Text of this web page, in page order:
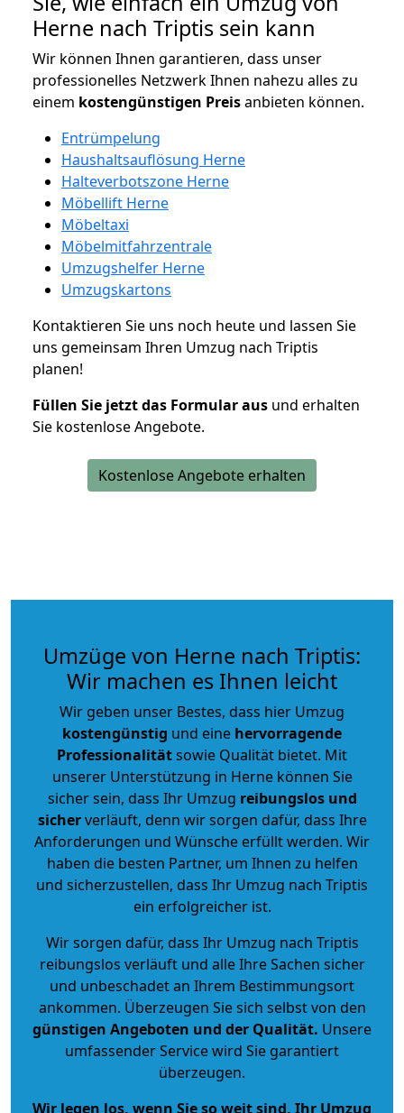
Herne nach Triptis sein kann
Wir können Ihnen garantieren, dass unser
professionelles Netzwerk Ihnen nahezu alles zu
einem kostengünstigen Preisanbieten können.
Entrümpelung
Haushaltsauflösung Herne
Halteverbotszone Herne
Möbellift Herne
Möbeltaxi
Möbelmitfahrzentrale
Umzugshelfer Herne
Umzugskartons
Kontaktieren Sie uns noch heute und lassen Sie
uns gemeinsam Ihren Umzug nach Triptis
planen!
Füllen Sie jetzt das Formular aus und erhalten
Sie kostenlose Angebote.
Kostenlose Angebote erhalten
Umzüge von Herne nach Triptis:
Wir machen es Ihnen leicht
Wir geben unser Bestes, dass hier Umzug
kostengünstig und eine hervorragende
Professionalitätsowie Qualität bietet. Mit
unserer Unterstützung in Herne können Sie
sicher sein, dass Ihr Umzug reibungslos und
sicherverläuft, denn wir sorgen dafür, dass Ihre
Anforderungen und Wünsche erfüllt werden. Wir
haben die besten Partner, um Ihnen zu helfen
und sicherzustellen, dass Ihr Umzug nach Triptis
ein erfolgreicher ist.
Wir sorgen dafür, dass Ihr Umzug nach Triptis
reibungslos verläuft und alle Ihre Sachen sicher
und unbeschadet an Ihrem Bestimmungsort
ankommen. Überzeugen Sie sich selbst von den
günstigen Angeboten und der Qualität. Unsere
umfassender Service wird Sie garantiert
überzeugen.
Wir legen los, wenn Sie so weit sind, Ihr Umzug